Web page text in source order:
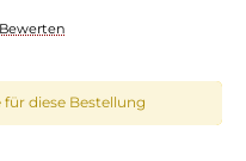
Bewerten
für diese Bestellung